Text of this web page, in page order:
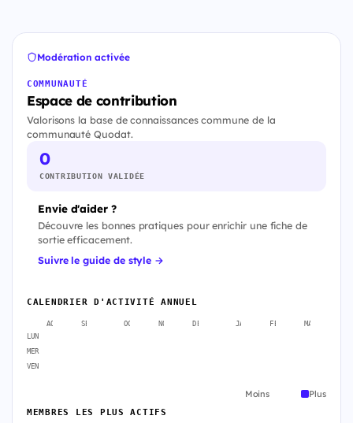
Modération activée
COMMUNAUTÉ
Espace de contribution
Valorisons la base de connaissances commune de la
communauté Quodat.
0
CONTRIBUTION VALIDÉE
Envie d'aider ?
Découvre les bonnes pratiques pour enrichir une fiche de
sortie efficacement.
Suivre le guide de style →
CALENDRIER D'ACTIVITÉ ANNUEL
AOÛT SEPT. OCT. NOV. DÉC. JANV. FÉVR. MARS
LUN
MER
VEN
Moins Plus
MEMBRES LES PLUS ACTIFS